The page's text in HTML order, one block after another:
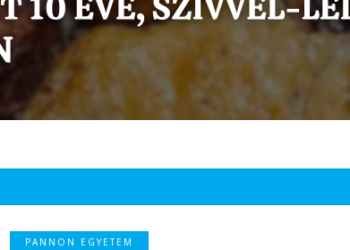
PANNON EGYETEM